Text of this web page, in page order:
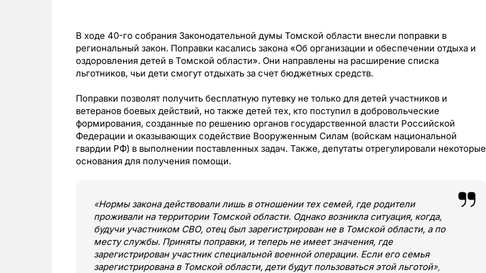
В ходе 40-го собрания Законодательной думы Томской области внесли поправки в
региональный закон. Поправки касались закона «Об организации и обеспечении отдыха и
оздоровления детей в Томской области». Они направлены на расширение списка
льготников, чьи дети смогут отдыхать за счет бюджетных средств.
Поправки позволят получить бесплатную путевку не только для детей участников и
ветеранов боевых действий, но также детей тех, кто поступил в добровольческие
формирования, созданные по решению органов государственной власти Российской
Федерации и оказывающих содействие Вооруженным Силам (войскам национальной
гвардии РФ) в выполнении поставленных задач. Также, депутаты отрегулировали некоторые
основания для получения помощи.
«Нормы закона действовали лишь в отношении тех семей, где родители
проживали на территории Томской области. Однако возникла ситуация, когда,
будучи участником СВО, отец был зарегистрирован не в Томской области, а по
месту службы. Приняты поправки, и теперь не имеет значения, где
зарегистрирован участник специальной военной операции. Если его семья
зарегистрирована в Томской области, дети будут пользоваться этой льготой»,